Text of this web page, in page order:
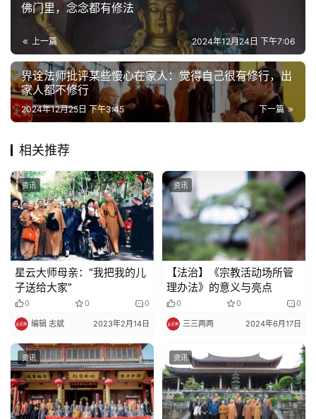
佛门里，念念都有修法
上一篇 2024年12月24日 下午7:06
界诠法师批评某些慢心在家人：觉得自己很有修行，出
家人都不修行
下一篇
2024年12月25日 下午3:45
相关推荐
资讯
星云大师母亲：“我把我的儿
子送给大家”
0 0 0
编辑 志斌 2023年2月14日
资讯
【法治】《宗教活动场所管
理办法》的意义与亮点
0 0 0
三三两两 2024年6月17日
资讯 资讯